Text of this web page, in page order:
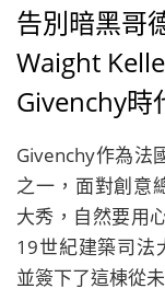
告別暗黑哥
Waight
Givenchy時
Givenchy作為法
之一，面對創意
大秀，自然要用
19世紀建築司法
並簽下了這棟從